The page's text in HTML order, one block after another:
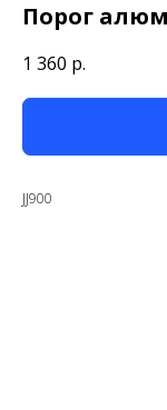
Порог
1 360 р.
JJ900